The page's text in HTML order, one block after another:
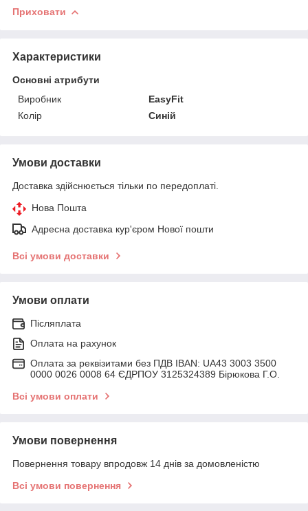
Приховати
Характеристики
Основні атрибути
Виробник
EasyFit
Колір
Синій
Умови доставки
Доставка здійснюється тільки по передоплаті.
Нова Пошта
Адресна доставка кур'єром Нової пошти
Всі умови доставки
Умови оплати
Післяплата
Оплата на рахунок
Оплата за реквізитами без ПДВ IBAN: UA43 3003 3500
0000 0026 0008 64 ЄДРПОУ 3125324389 Бірюкова Г.О.
Всі умови оплати
Умови повернення
Повернення товару впродовж 14 днів за домовленістю
Всі умови повернення